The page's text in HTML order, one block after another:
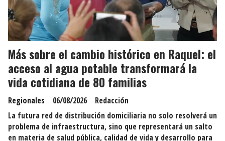
Más sobre el cambio histórico en Raquel: el
acceso al agua potable transformará la
vida cotidiana de 80 familias
Redacción
Regionales
06/08/2026
La futura red de distribución domiciliaria no solo resolverá un
problema de infraestructura, sino que representará un salto
en materia de salud pública, calidad de vida y desarrollo para